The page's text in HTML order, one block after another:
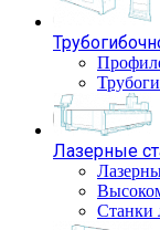
Лазерные
Станки